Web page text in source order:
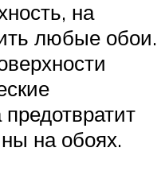
на
любые обои.
на обоях.